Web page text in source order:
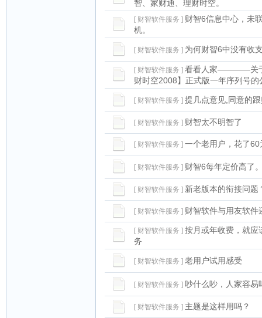
智、家财通、理财时空。
[ 财智软件服务 ] 财智6信息中心，未
机。
[ 财智软件服务 ] 为何财智6中没有收
[ 财智软件服务 ] 看看人家————关
财时空2008】正式版一年序列号的
[ 财智软件服务 ] 提几点意见,同意的
[ 财智软件服务 ] 财智太不明智了
[ 财智软件服务 ] 一个老用户，花了
[ 财智软件服务 ] 财智6每年定价高了
[ 财智软件服务 ] 新老版本的衔接问题
[ 财智软件服务 ] 财智软件与用友软件
[ 财智软件服务 ] 按月或年收费，就应
务
[ 财智软件服务 ] 老用户试用感受
[ 财智软件服务 ] 吵什么吵，人家容易
[ 财智软件服务 ] 主题是这样用吗？